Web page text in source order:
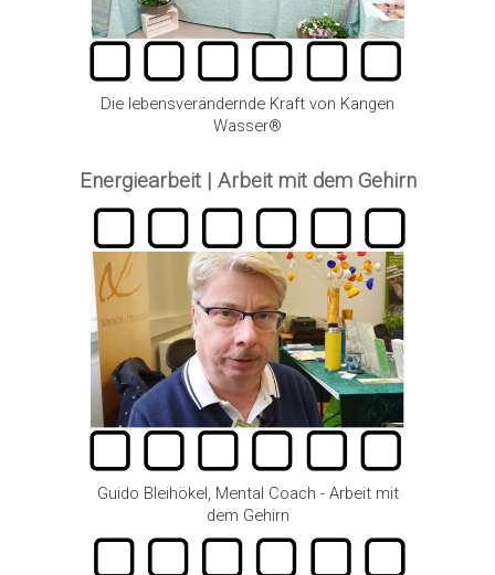
Die lebensverändernde Kraft von Kangen
Wasser®
Energiearbeit | Arbeit mit dem Gehirn
Guido Bleihökel, Mental Coach - Arbeit mit
dem Gehirn